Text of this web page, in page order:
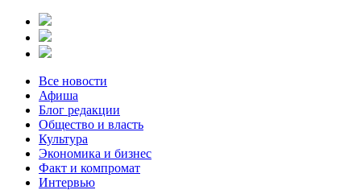
Все новости
Афиша
Блог редакции
Общество и власть
Культура
Экономика и бизнес
Факт и компромат
Интервью